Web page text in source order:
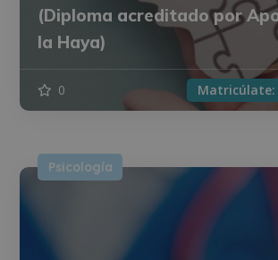
(Diploma acreditado por
la Haya)
0 Matricúlate:
Psicología